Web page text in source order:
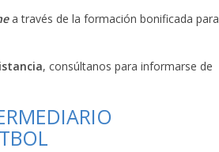
a través de la formación bonificada para
, consúltanos para informarse de